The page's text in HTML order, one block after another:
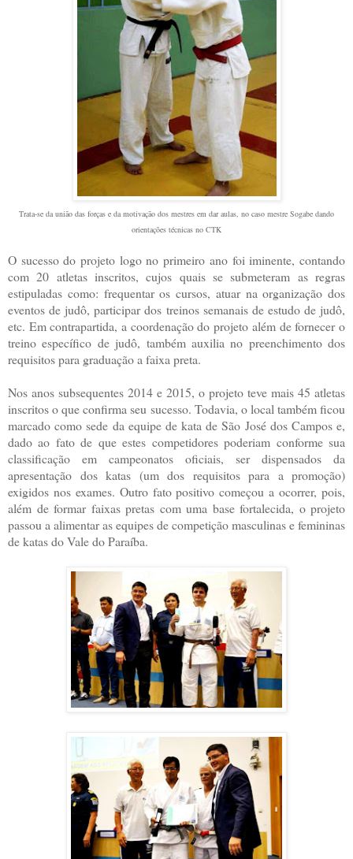
Trata-se da união das forças e da motivação dos mestres em dar aulas, no caso mestre Sogabe dando
orientações técnicas no CTK
O sucesso do projeto logo no primeiro ano foi iminente, contando
com 20 atletas inscritos, cujos quais se submeteram as regras
estipuladas como: frequentar os cursos, atuar na organização dos
eventos de judô, participar dos treinos semanais de estudo de judô,
etc. Em contrapartida, a coordenação do projeto além de fornecer o
treino específico de judô, também auxilia no preenchimento dos
requisitos para graduação a faixa preta.
Nos anos subsequentes 2014 e 2015, o projeto teve mais 45 atletas
inscritos o que confirma seu sucesso. Todavia, o local também ficou
marcado como sede da equipe de kata de São José dos Campos e,
dado ao fato de que estes competidores poderiam conforme sua
classificação em campeonatos oficiais, ser dispensados da
apresentação dos katas (um dos requisitos para a promoção)
exigidos nos exames. Outro fato positivo começou a ocorrer, pois,
além de formar faixas pretas com uma base fortalecida, o projeto
passou a alimentar as equipes de competição masculinas e femininas
de katas do Vale do Paraíba.